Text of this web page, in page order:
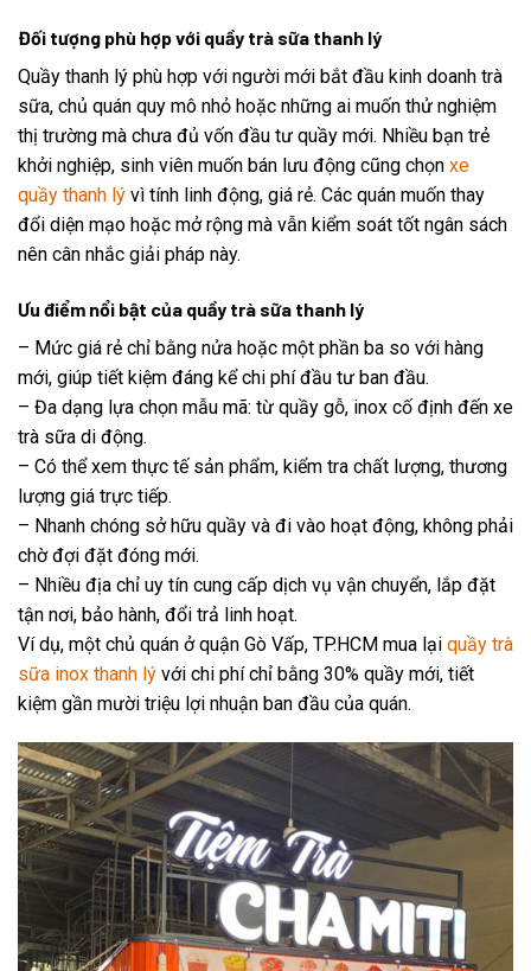
Đối tượng phù hợp với quầy trà sữa thanh lý
Quầy thanh lý phù hợp với người mới bắt đầu kinh doanh trà
sữa, chủ quán quy mô nhỏ hoặc những ai muốn thử nghiệm
thị trường mà chưa đủ vốn đầu tư quầy mới. Nhiều bạn trẻ
khởi nghiệp, sinh viên muốn bán lưu động cũng chọn xe
quầy thanh lý vì tính linh động, giá rẻ. Các quán muốn thay
đổi diện mạo hoặc mở rộng mà vẫn kiểm soát tốt ngân sách
nên cân nhắc giải pháp này.
Ưu điểm nổi bật của quầy trà sữa thanh lý
– Mức giá rẻ chỉ bằng nửa hoặc một phần ba so với hàng
mới, giúp tiết kiệm đáng kể chi phí đầu tư ban đầu.
– Đa dạng lựa chọn mẫu mã: từ quầy gỗ, inox cố định đến xe
trà sữa di động.
– Có thể xem thực tế sản phẩm, kiểm tra chất lượng, thương
lượng giá trực tiếp.
– Nhanh chóng sở hữu quầy và đi vào hoạt động, không phải
chờ đợi đặt đóng mới.
– Nhiều địa chỉ uy tín cung cấp dịch vụ vận chuyển, lắp đặt
tận nơi, bảo hành, đổi trả linh hoạt.
Ví dụ, một chủ quán ở quận Gò Vấp, TP.HCM mua lại quầy trà
sữa inox thanh lý với chi phí chỉ bằng 30% quầy mới, tiết
kiệm gần mười triệu lợi nhuận ban đầu của quán.